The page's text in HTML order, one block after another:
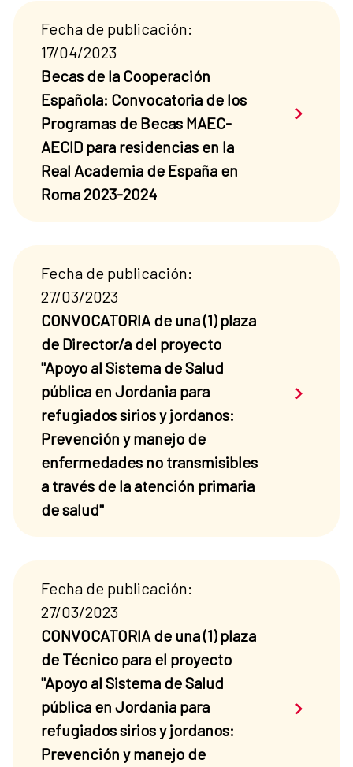
Fecha de publicación:
17/04/2023
Becas de la Cooperación
Española: Convocatoria de los
Programas de Becas MAEC-
AECID para residencias en la
Real Academia de España en
Roma 2023-2024
Saber
Fecha de publicación:
27/03/2023
CONVOCATORIA de una (1) plaza
de Director/a del proyecto
"Apoyo al Sistema de Salud
pública en Jordania para
refugiados sirios y jordanos:
Prevención y manejo de
enfermedades no transmisibles
a través de la atención primaria
de salud"
Saber
Fecha de publicación:
27/03/2023
CONVOCATORIA de una (1) plaza
de Técnico para el proyecto
"Apoyo al Sistema de Salud
pública en Jordania para
refugiados sirios y jordanos:
Prevención y manejo de
Saber